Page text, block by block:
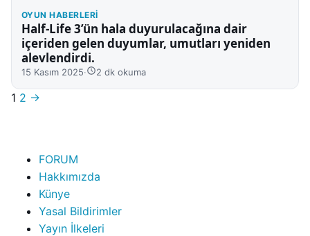
OYUN HABERLERI
Half-Life 3’ün hala duyurulacağına dair
içeriden gelen duyumlar, umutları yeniden
alevlendirdi.
15 Kasım 2025· 2 dk okuma
Sayfalar
1 2 →
FORUM
Hakkımızda
Künye
Yasal Bildirimler
Yayın İlkeleri